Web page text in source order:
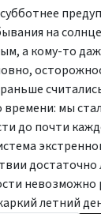
на
а кому-то
мы
до почти
летний